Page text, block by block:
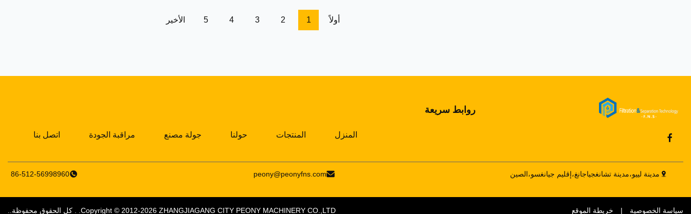
في استرداد أكبر قدر ممكن من النفط ...
أولاً 1
2
3
4
5 الأخير
روابط سريعة
المنزل المنتجات حولنا جولة مصنع مراقبة الجودة اتصل بنا
مدينة لييو،مدينة تشانغجياجانغ،إقليم جيانغسو،الصين peony@peonyfns.com
86-512-56998960
سياسة الخصوصية | خريطة الموقع Copyright © 2012-2026 ZHANGJIAGANG CITY PEONY MACHINERY CO.,LTD . . كل الحقوق محفوظة..